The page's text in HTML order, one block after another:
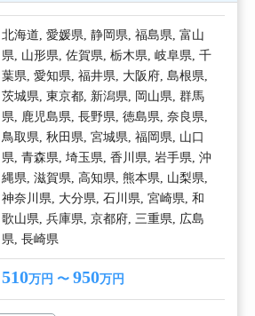
北海道,愛媛県,静岡県,福島県,富山
県, 山形県,佐賀県,栃木県,岐阜県,千
葉県,愛知県,福井県, 大阪府,島根県,
茨城県,東京都, 新潟県, 岡山県,群馬
県, 鹿児島県,長野県,徳島県,奈良県,
鳥取県,秋田県,宮城県,福岡県, 山口
県,青森県,埼玉県,香川県,岩手県,沖
縄県,滋賀県,高知県,熊本県, 山梨県,
神奈川県, 大分県,石川県,宮崎県,和
歌山県,兵庫県,京都府,三重県, 広島
県,長崎県
510万円 〜950万円